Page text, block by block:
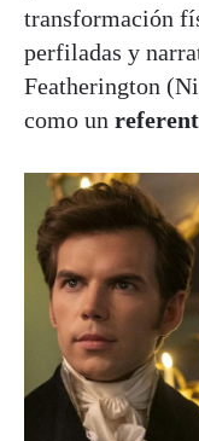
transformación
perfiladas y
Featherington
como un